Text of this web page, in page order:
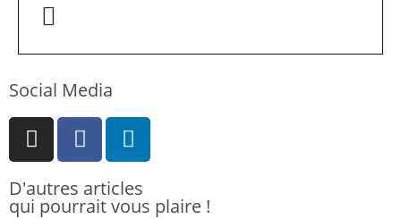
Social Media
D'autres articles
qui pourrait vous plaire !